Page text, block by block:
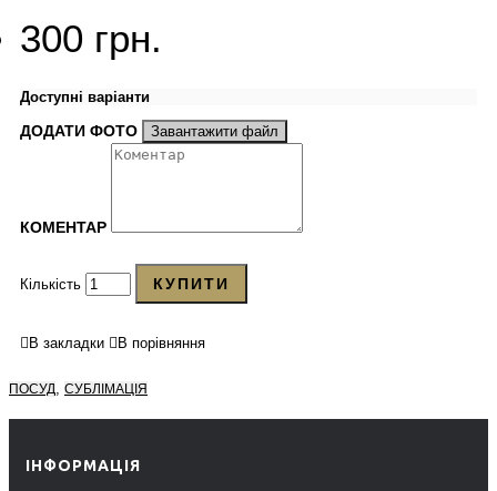
300 грн.
Доступні варіанти
ДОДАТИ ФОТО Завантажити файл
КОМЕНТАР
Кількість КУПИТИ
В закладки В порівняння
ПОСУД СУБЛІМАЦІЯ
ІНФОРМАЦІЯ